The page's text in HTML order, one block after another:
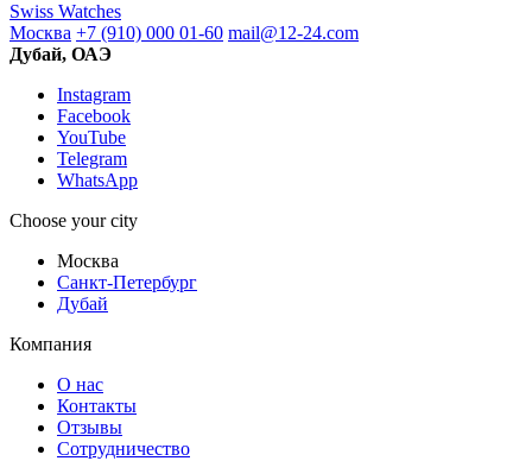
Swiss Watches
Москва +7 (910) 000 01-60 mail@12-24.com
Дубай, ОАЭ
Instagram
Facebook
YouTube
Telegram
WhatsApp
Choose your city
Москва
Санкт-Петербург
Дубай
Компания
О нас
Контакты
Отзывы
Сотрудничество